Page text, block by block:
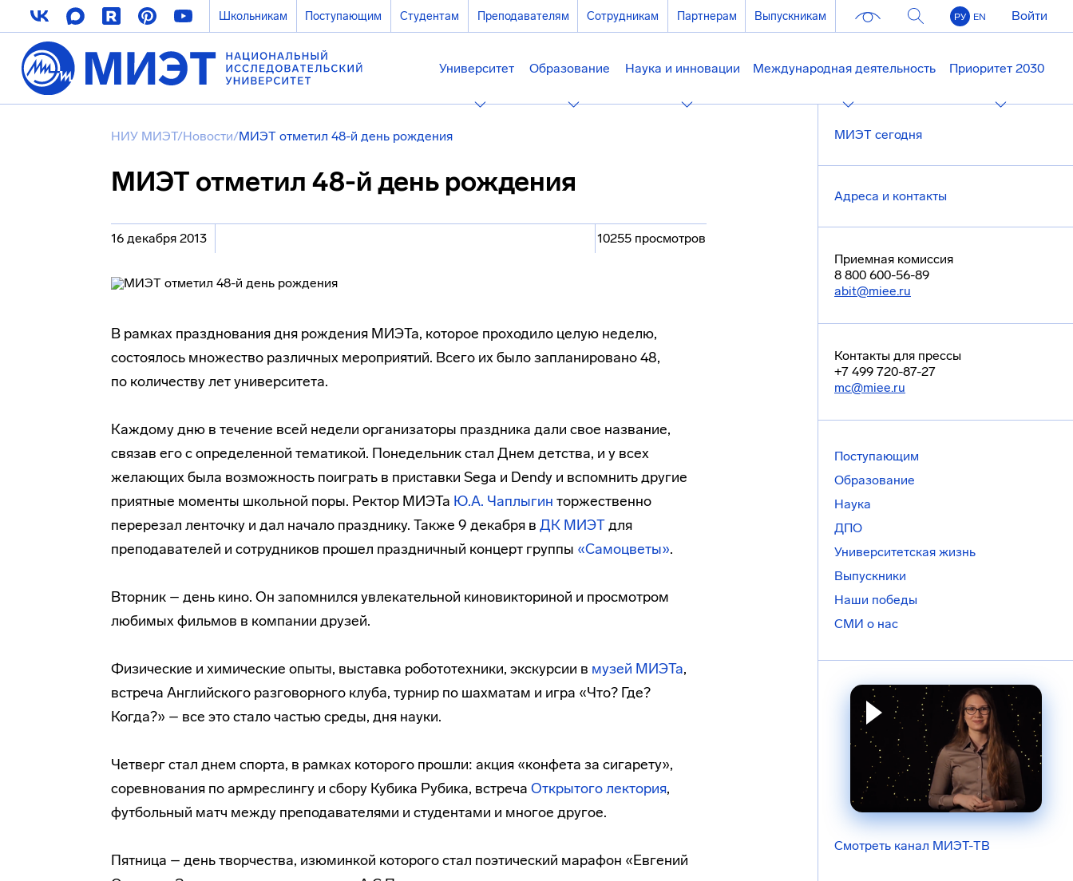
Школьникам Поступающим Студентам Преподавателям Сотрудникам Партнерам Выпускникам РУ EN Войти
Университет Образование Наука и инновации Международная деятельность Приоритет 2030
НИУ МИЭТ/Новости/МИЭТ отметил 48-й день рождения
МИЭТ отметил 48-й день рождения
16 декабря 2013 10255 просмотров
В рамках празднования дня рождения МИЭТа, которое проходило целую неделю,
состоялось множество различных мероприятий. Всего их было запланировано 48,
по количеству лет университета.
Каждому дню в течение всей недели организаторы праздника дали свое название,
связав его с определенной тематикой. Понедельник стал Днем детства, и у всех
желающих была возможность поиграть в приставки Sega и Dendy и вспомнить другие
приятные моменты школьной поры. Ректор МИЭТа Ю.А. Чаплыгин торжественно
перерезал ленточку и дал начало празднику. Также 9 декабря в ДК МИЭТдля
преподавателей и сотрудников прошел праздничный концерт группы «Самоцветы».
Вторник – день кино. Он запомнился увлекательной киновикториной и просмотром
любимых фильмов в компании друзей.
Физические и химические опыты, выставка робототехники, экскурсии в музей МИЭТа,
встреча Английского разговорного клуба, турнир по шахматам и игра «Что? Где?
Когда?» – все это стало частью среды, дня науки.
Четверг стал днем спорта, в рамках которого прошли: акция «конфета за сигарету»,
соревнования по армреслингу и сбору Кубика Рубика, встреча Открытого лектория,
футбольный матч между преподавателями и студентами и многое другое.
Пятница – день творчества, изюминкой которого стал поэтический марафон «Евгений
МИЭТ сегодня
Адреса и контакты
Приемная комиссия
8 800 600-56-89
abit@miee.ru
Контакты для прессы
+7 499 720-87-27
mc@miee.ru
Поступающим
Образование
Наука
ДПО
Университетская жизнь
Выпускники
Наши победы
СМИ о нас
Смотреть канал МИЭТ-ТВ